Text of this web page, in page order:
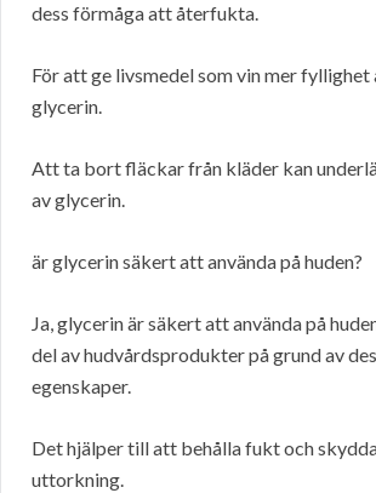
dess förmåga att återfukta.
För att ge livsmedel som vin mer fyllighet
glycerin.
Att ta bort fläckar från kläder kan
av glycerin.
är glycerin säkert att använda på huden?
Ja, glycerin är säkert att använda på
del av hudvårdsprodukter på grund av
egenskaper.
Det hjälper till att behålla fukt och
uttorkning.